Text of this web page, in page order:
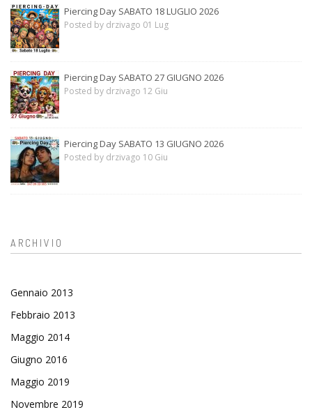
Piercing Day SABATO 18 LUGLIO 2026
Posted by drzivago 01 Lug
Piercing Day SABATO 27 GIUGNO 2026
Posted by drzivago 12 Giu
Piercing Day SABATO 13 GIUGNO 2026
Posted by drzivago 10 Giu
ARCHIVIO
Gennaio 2013
Febbraio 2013
Maggio 2014
Giugno 2016
Maggio 2019
Novembre 2019